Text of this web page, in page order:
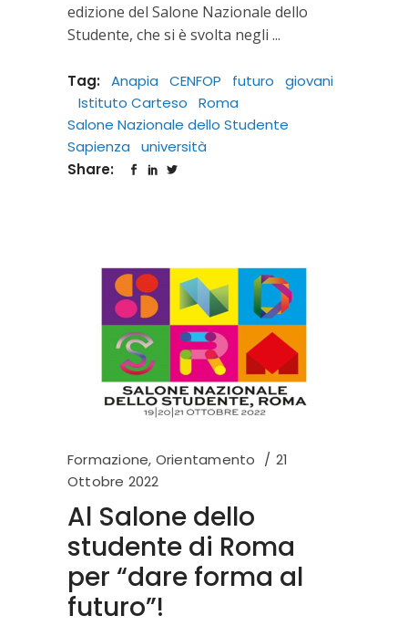
edizione del Salone Nazionale dello
Studente, che si è svolta negli
Tag: Anapia CENFOP futuro
giovani
Istituto Carteso
Roma
Salone Nazionale dello Studente
Sapienza
università
Share:
Formazione, Orientamento
21
Ottobre 2022
Al Salone dello
studente di Roma
per “dare forma al
futuro”!